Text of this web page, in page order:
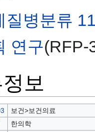
질병분류
연구(RFP-
보
보건>보건의료
한의학